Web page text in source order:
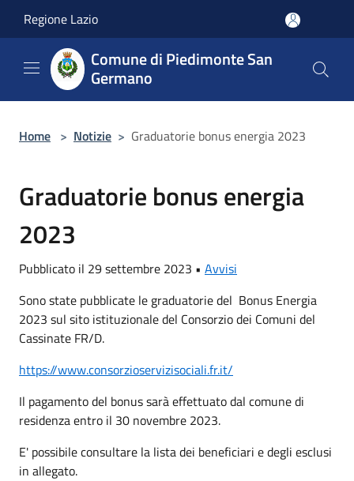
Regione Lazio
Comune di Piedimonte San
Germano
Home > Notizie > Graduatorie bonus energia 2023
Graduatorie bonus energia
2023
Pubblicato il 29 settembre 2023 • Avvisi
Sono state pubblicate le graduatorie del Bonus Energia
2023 sul sito istituzionale del Consorzio dei Comuni del
Cassinate FR/D.
https://www.consorzioservizisociali.fr.it/
Il pagamento del bonus sarà effettuato dal comune di
residenza entro il 30 novembre 2023.
E' possibile consultare la lista dei beneficiari e degli esclusi
in allegato.